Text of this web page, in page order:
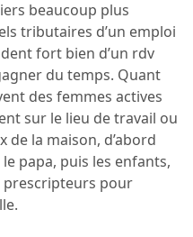
beaucoup plus
tributaires d’un emploi
fort bien d’un rdv
du temps. Quant
des femmes actives
sur le lieu de travail ou
de la maison, d’abord
papa, puis les enfants,
prescripteurs pour